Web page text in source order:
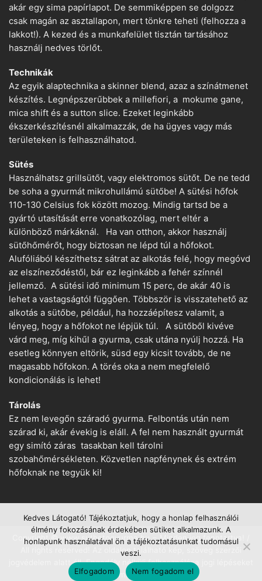
akár egy sima papírlapot. De semmiképpen se dolgozz
csak magán az asztallapon, mert tönkre teheti (felhozza a
lakkot!). A kezed és a munkafelület tisztán tartásához
használj nedves törlőt.
Technikák
Az egyik alaptechnika a skinner blend, azaz a színátmenet
készítés. Legnépszerűbbek a millefiori, a mokume gane,
mica shift és a sutton slice. Ezeket leginkább
ékszerkészítésnél alkalmazzák, de ha ügyes vagy más
területeken is felhasználhatod.
Sütés
Használhatsz grillsütőt, vagy elektromos sütőt. De ne tedd
be soha a gyurmát mikrohullámú sütőbe! A sütési hőfok
110-130 Celsius fok között mozog. Mindig tartsd be a
gyártó utasítását erre vonatkozólag, mert eltér a
különböző márkáknál. Ha van otthon, akkor használj
sütőhőmérőt, hogy biztosan ne lépd túl a hőfokot.
Alufóliából készíthetsz sátrat az alkotás felé, hogy megóvd
az elszíneződéstől, bár ez leginkább a fehér színnél
jellemző. A sütési idő minimum 15 perc, de akár 40 is
lehet a vastagságtól függően. Többször is visszatehető az
alkotás a sütőbe, például, ha hozzáépítesz valamit, a
lényeg, hogy a hőfokot ne lépjük túl. A sütőből kivéve
várd meg, míg kihűl a gyurma, csak utána nyúlj hozzá. Ha
esetleg könnyen eltörik, süsd egy kicsit tovább, de ne
magasabb hőfokon. A törés oka a nem megfelelő
kondicionálás is lehet!
Tárolás
Ez nem levegőn száradó gyurma. Felbontás után nem
szárad ki, akár évekig is eláll. A fel nem használt gyurmát
egy simító záras tasakban kell tárolni
szobahőmérsékleten. Közvetlen napfénynek és extrém
hőfoknak ne tegyük ki!
Copyright © www.suthetogyurma.hu − Minden jog fenntartva! /
All rights reserved! Az oldalon található kép, szöveg szerzői
jogvédelem alatt áll. Engedély nélküli felhasználása jogi lépéseket
von maga után
Kedves Látogató! Tájékoztatjuk, hogy a honlap felhasználói
élmény fokozásának érdekében sütiket alkalmazunk. A
honlapunk használatával ön a tájékoztatásunkat tudomásul
veszi.
Elfogadom
Nem fogadom el